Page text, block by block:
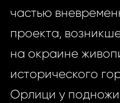
частью
проекта,
на окраине
исторического
Орлици у